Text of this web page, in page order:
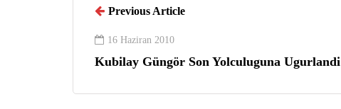
Previous Article
16 Haziran 2010
Kubilay Güngör Son Yolculuguna Ugurlandi